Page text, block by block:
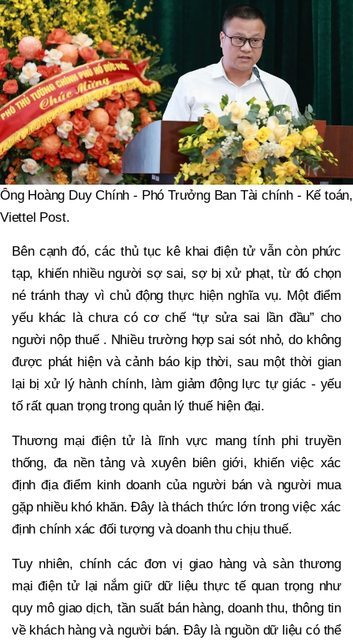
Ông Hoàng Duy Chính - Phó Trưởng Ban Tài chính - Kế toán,
Viettel Post.
Bên cạnh đó, các thủ tục kê khai điện tử vẫn còn phức
tạp, khiến nhiều người sợ sai, sợ bị xử phạt, từ đó chọn
né tránh thay vì chủ động thực hiện nghĩa vụ. Một điểm
yếu khác là chưa có cơ chế “tự sửa sai lần đầu” cho
người nộp thuế . Nhiều trường hợp sai sót nhỏ, do không
được phát hiện và cảnh báo kịp thời, sau một thời gian
lại bị xử lý hành chính, làm giảm động lực tự giác - yếu
tố rất quan trọng trong quản lý thuế hiện đại.
Thương mại điện tử là lĩnh vực mang tính phi truyền
thống, đa nền tảng và xuyên biên giới, khiến việc xác
định địa điểm kinh doanh của người bán và người mua
gặp nhiều khó khăn. Đây là thách thức lớn trong việc xác
định chính xác đối tượng và doanh thu chịu thuế.
Tuy nhiên, chính các đơn vị giao hàng và sàn thương
mại điện tử lại nắm giữ dữ liệu thực tế quan trọng như
quy mô giao dịch, tần suất bán hàng, doanh thu, thông tin
về khách hàng và người bán. Đây là nguồn dữ liệu có thể